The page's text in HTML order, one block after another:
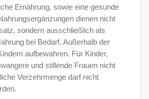
Ernährung, sowie eine gesunde
dienen nicht
sondern ausschließlich als
bei Bedarf. Außerhalb der
aufbewahren. Für Kinder,
und stillende Frauen nicht
Verzehrmenge darf nicht